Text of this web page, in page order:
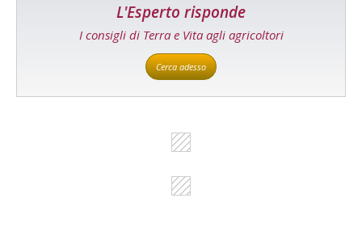
L'Esperto risponde
I consigli di Terra e Vita agli agricoltori
Cerca adesso